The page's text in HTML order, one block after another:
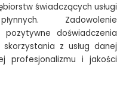
świadczących usługi
Zadowolenie
doświadczenia
z usług danej
profesjonalizmu i jakości